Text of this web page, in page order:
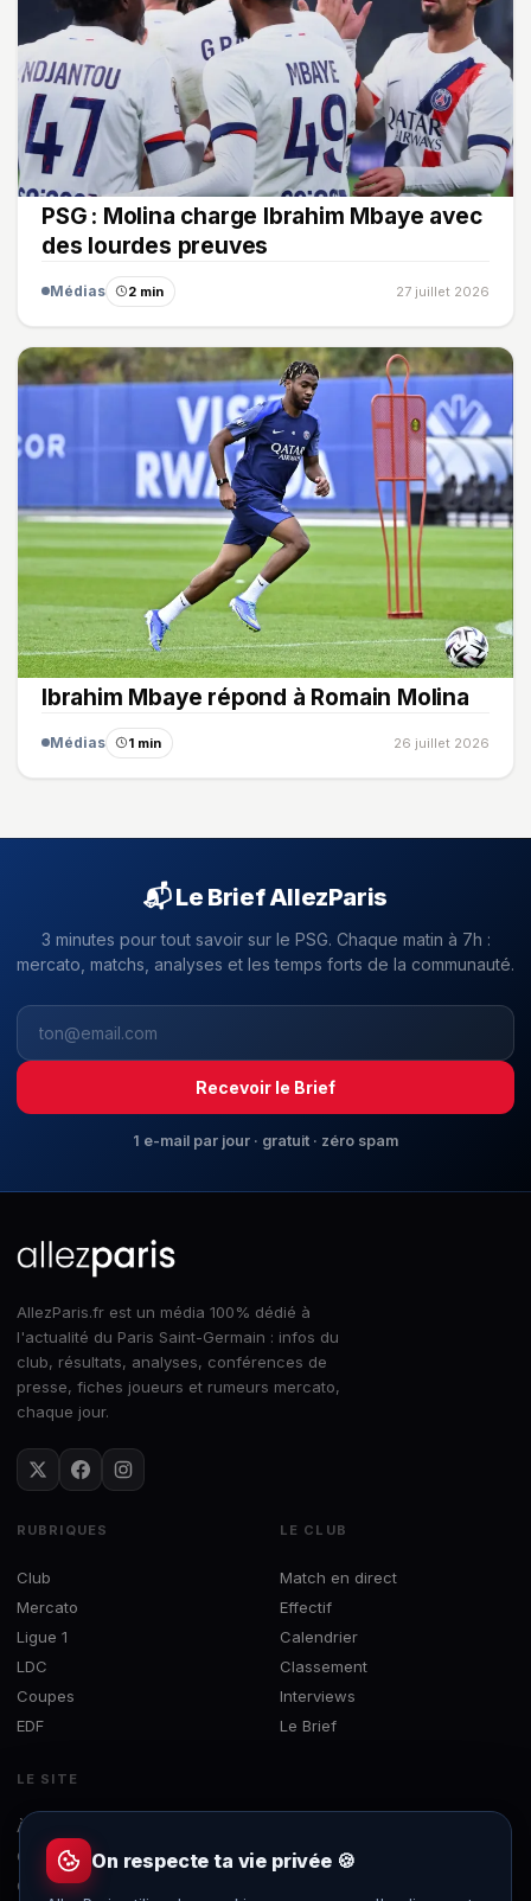
PSG : Molina charge Ibrahim Mbaye avec
des lourdes preuves
Médias 2 min 27 juillet 2026
Ibrahim Mbaye répond à Romain Molina
Médias 1 min 26 juillet 2026
📬 Le Brief AllezParis
3 minutes pour tout savoir sur le PSG. Chaque matin à 7h :
mercato, matchs, analyses et les temps forts de la communauté.
Recevoir le Brief
1 e-mail par jour · gratuit · zéro spam
AllezParis.fr est un média 100% dédié à
l'actualité du Paris Saint-Germain : infos du
club, résultats, analyses, conférences de
presse, fiches joueurs et rumeurs mercato,
chaque jour.
RUBRIQUES
Club
Mercato
Ligue 1
LDC
Coupes
EDF
LE CLUB
Match en direct
Effectif
Calendrier
Classement
Interviews
Le Brief
LE SITE
À propos
Concours
Contact
On respecte ta vie privée 🍪